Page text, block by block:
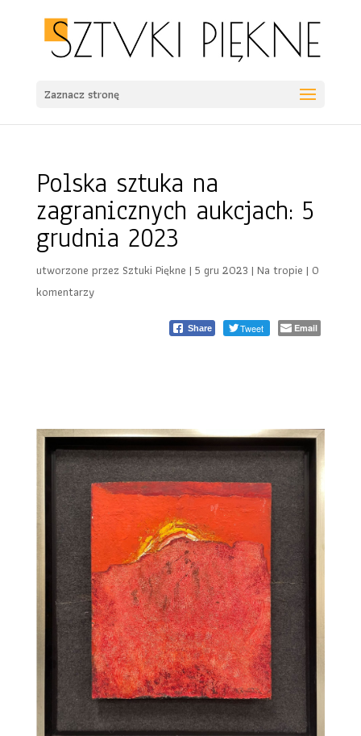
Zaznacz stronę
Polska sztuka na
zagranicznych aukcjach: 5
grudnia 2023
utworzone przez Sztuki Piękne | 5 gru 2023 | Na tropie | 0
komentarzy
Share Tweet Email